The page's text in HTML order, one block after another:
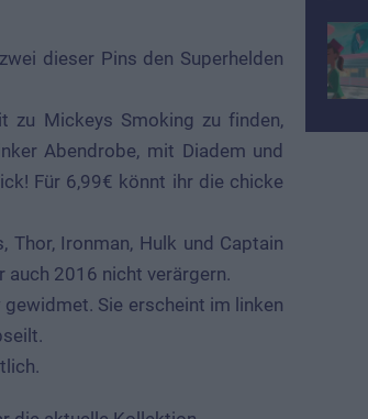
dieser Pins den Superhelden
zu Mickeys Smoking zu finden,
Abendrobe, mit Diadem und
Für 6,99€ könnt ihr die chicke
Thor, Ironman, Hulk und Captain
2016 nicht verärgern.
Sie erscheint im linken